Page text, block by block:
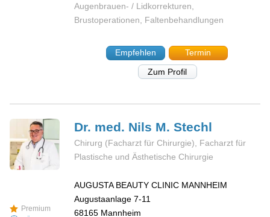
Augenbrauen- / Lidkorrekturen,
Brustoperationen, Faltenbehandlungen
Empfehlen
Termin
Zum Profil
Premium
Dr. med. Nils M.Stechl
Chirurg (Facharzt für Chirurgie), Facharzt für
Plastische und Ästhetische Chirurgie
AUGUSTA BEAUTY CLINIC MANNHEIM
Augustaanlage 7-11
68165 Mannheim